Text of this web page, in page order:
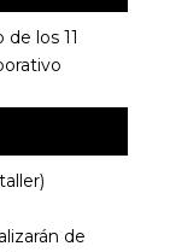
los 11
de